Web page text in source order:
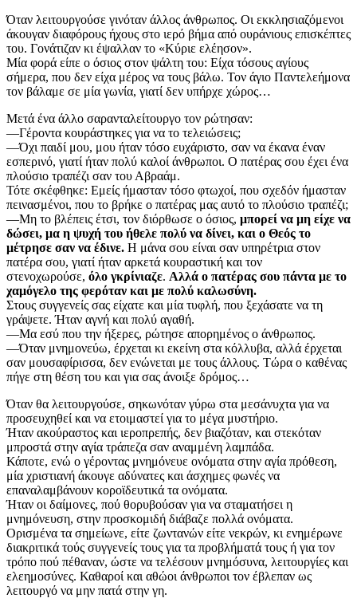
Όταν λειτουργούσε γινόταν άλλος άνθρωπος. Οι εκκλησιαζόμενοι
άκουγαν διαφόρους ήχους στο ιερό βήμα από ουράνιους επισκέπτες
του. Γονάτιζαν κι έψαλλαν το «Κύριε ελέησον».
Μία φορά είπε ο όσιος στον ψάλτη του: Είχα τόσους αγίους
σήμερα, που δεν είχα μέρος να τους βάλω. Τον άγιο Παντελεήμονα
τον βάλαμε σε μία γωνία, γιατί δεν υπήρχε χώρος…
Μετά ένα άλλο σαρανταλείτουργο τον ρώτησαν:
—Γέροντα κουράστηκες για να το τελειώσεις;
—Όχι παιδί μου, μου ήταν τόσο ευχάριστο, σαν να έκανα έναν
εσπερινό, γιατί ήταν πολύ καλοί άνθρωποι. Ο πατέρας σου έχει ένα
πλούσιο τραπέζι σαν του Αβραάμ.
Τότε σκέφθηκε: Εμείς ήμασταν τόσο φτωχοί, που σχεδόν ήμασταν
πεινασμένοι, που το βρήκε ο πατέρας μας αυτό το πλούσιο τραπέζι;
—Μη το βλέπεις έτσι, τον διόρθωσε ο όσιος, μπορεί να μη είχε να
δώσει, μα η ψυχή του ήθελε πολύ να δίνει, και ο Θεός το
μέτρησε σαν να έδινε. Η μάνα σου είναι σαν υπηρέτρια στον
πατέρα σου, γιατί ήταν αρκετά κουραστική και τον
στενοχωρούσε, όλο γκρίνιαζε. Αλλά ο πατέρας σου πάντα με το
χαμόγελο της φερόταν και με πολύ καλωσύνη.
Στους συγγενείς σας είχατε και μία τυφλή, που ξεχάσατε να τη
γράψετε. Ήταν αγνή και πολύ αγαθή.
—Μα εσύ που την ήξερες, ρώτησε απορημένος ο άνθρωπος.
—Όταν μνημονεύω, έρχεται κι εκείνη στα κόλλυβα, αλλά έρχεται
σαν μουσαφίρισσα, δεν ενώνεται με τους άλλους. Τώρα ο καθένας
πήγε στη θέση του και για σας άνοιξε δρόμος…
Όταν θα λειτουργούσε, σηκωνόταν γύρω στα μεσάνυχτα για να
προσευχηθεί και να ετοιμαστεί για το μέγα μυστήριο.
Ήταν ακούραστος και ιεροπρεπής, δεν βιαζόταν, και στεκόταν
μπροστά στην αγία τράπεζα σαν αναμμένη λαμπάδα.
Κάποτε, ενώ ο γέροντας μνημόνευε ονόματα στην αγία πρόθεση,
μία χριστιανή άκουγε αδύνατες και άσχημες φωνές να
επαναλαμβάνουν κοροϊδευτικά τα ονόματα.
Ήταν οι δαίμονες, πού θορυβούσαν για να σταματήσει η
μνημόνευση, στην προσκομιδή διάβαζε πολλά ονόματα.
Ορισμένα τα σημείωνε, είτε ζωντανών είτε νεκρών, κι ενημέρωνε
διακριτικά τούς συγγενείς τους για τα προβλήματά τους ή για τον
τρόπο πού πέθαναν, ώστε να τελέσουν μνημόσυνα, λειτουργίες και
ελεημοσύνες. Καθαροί και αθώοι άνθρωποι τον έβλεπαν ως
λειτουργό να μην πατά στην γη.